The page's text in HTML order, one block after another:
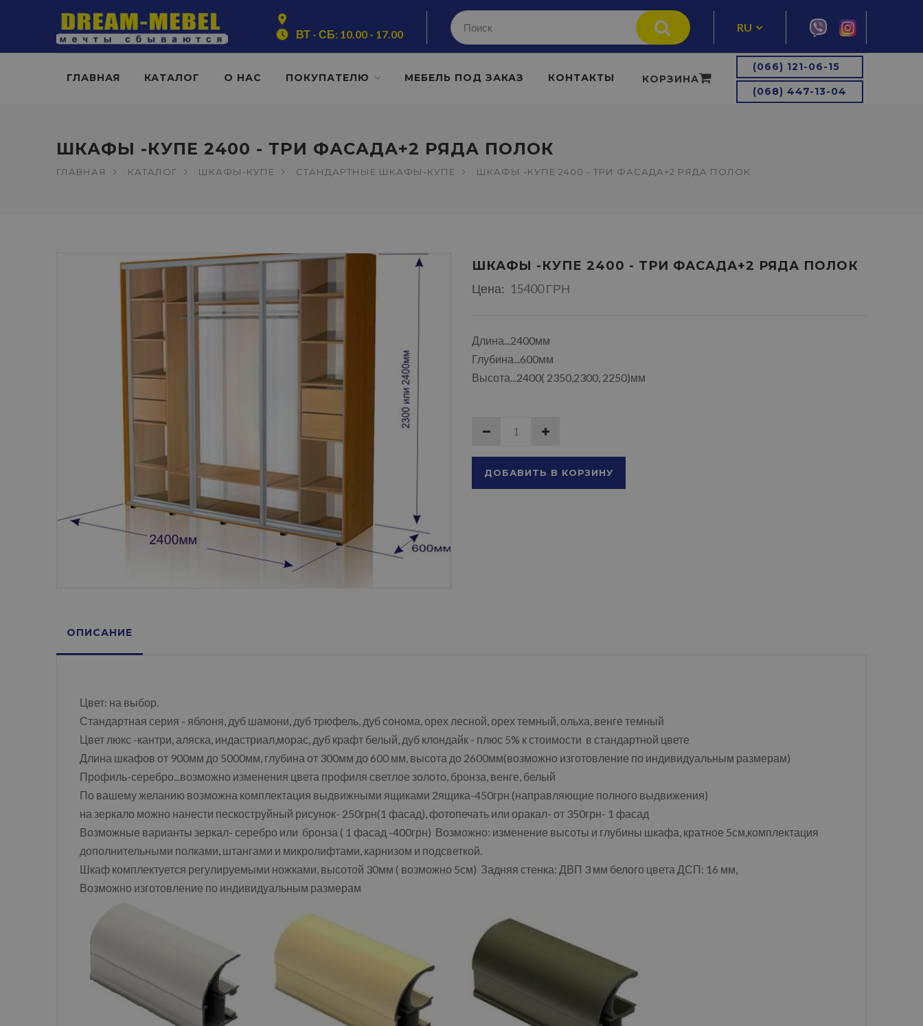
ВТ - СБ: 10.00 - 17.00
RU
ГЛАВНАЯ КАТАЛОГ О НАС ПОКУПАТЕЛЮ МЕБЕЛЬ ПОД ЗАКАЗ КОНТАКТЫ
(066) 121-06-15
(068) 447-13-04
КОРЗИНА
ШКАФЫ -КУПЕ 2400 - ТРИ ФАСАДА+2 РЯДА ПОЛОК
ГЛАВНАЯ КАТАЛОГ ШКАФЫ-КУПЕ СТАНДАРТНЫЕ ШКАФЫ-КУПЕ ШКАФЫ -КУПЕ 2400 - ТРИ ФАСАДА+2 РЯДА ПОЛОК
ШКАФЫ -КУПЕ 2400 - ТРИ ФАСАДА+2 РЯДА ПОЛОК
Цена: 15400 ГРН
Длина...2400мм
Глубина...600мм
Высота...2400( 2350,2300, 2250)мм
ДОБАВИТЬ В КОРЗИНУ
ОПИСАНИЕ
Цвет: на выбор.
Стандартная серия - яблоня, дуб шамони, дуб трюфель, дуб сонома, орех лесной, орех темный, ольха, венге темный
Цвет люкс -кантри, аляска, индастриал,морас, дуб крафт белый, дуб клондайк - плюс 5% к стоимости в стандартной цвете
Длина шкафов от 900мм до 5000мм, глубина от 300мм до 600 мм, высота до 2600мм(возможно изготовление по индивидуальным размерам)
Профиль-серебро...возможно изменения цвета профиля светлое золото, бронза, венге, белый
По вашему желанию возможна комплектация выдвижными ящиками 2ящика-450грн (направляющие полного выдвижения)
на зеркало можно нанести пескоструйный рисунок- 250грн(1 фасад), фотопечать или оракал- от 350грн- 1 фасад
Возможные варианты зеркал- серебро или бронза ( 1 фасад -400грн) Возможно: изменение высоты и глубины шкафа, кратное 5см,комплектация
дополнительными полками, штангами и микролифтами, карнизом и подсветкой.
Шкаф комплектуется регулируемыми ножками, высотой 30мм ( возможно 5см) Задняя стенка: ДВП 3 мм белого цвета ДСП: 16 мм,
Возможно изготовление по индивидуальным размерам